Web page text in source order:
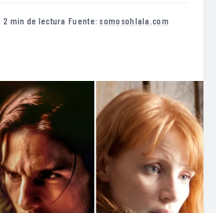
·2 min de lectura ·Fuente: somosohlala.com